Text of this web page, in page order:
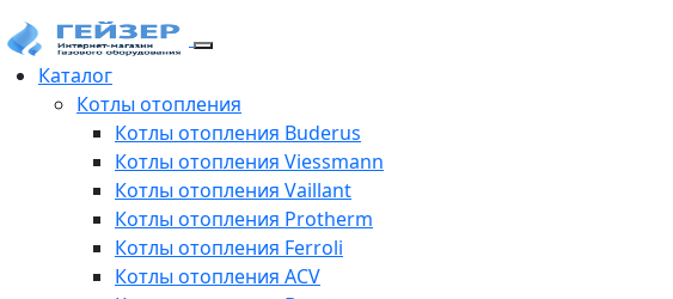
Каталог
Котлы отопления
Котлы отопления Buderus
Котлы отопления Viessmann
Котлы отопления Vaillant
Котлы отопления Protherm
Котлы отопления Ferroli
Котлы отопления ACV